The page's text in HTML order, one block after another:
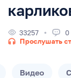
33257 0
Прослушать
Видео